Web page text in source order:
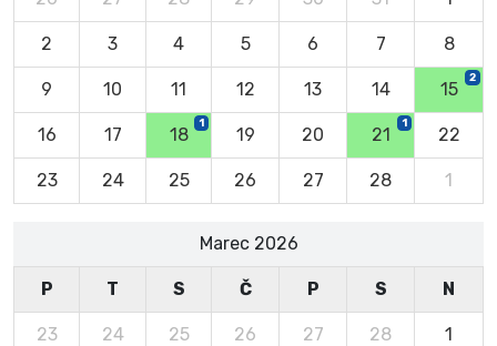
2 3 4 5 6 7 8
9 10 11 12 13 14 15
2
16 17 18
1
19 20 21
1
22
23 24 25 26 27 28 1
Marec 2026
P T S Č P S N
23 24 25 26 27 28 1